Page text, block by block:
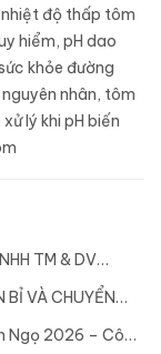
nhiệt độ thấp tôm
hiểm, pH dao
khỏe đường
nhân, tôm
xử lý khi pH biến
TM & DV
VÀ CHUYỂN
Ngọ 2026 – Công